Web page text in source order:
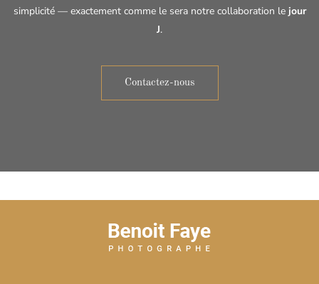
simplicité — exactement comme le sera notre collaboration le jour
J.
Contactez-nous